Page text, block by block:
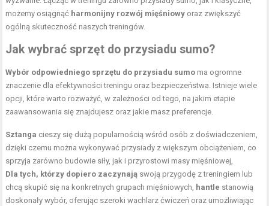
możemy osiągnąć harmonijny rozwój mięśniowy oraz zwiększyć
ogólną skuteczność naszych treningów.
Jak wybrać sprzęt do przysiadu sumo?
Wybór odpowiedniego sprzętu do przysiadu sumo ma ogromne
znaczenie dla efektywności treningu oraz bezpieczeństwa. Istnieje wiele
opcji, które warto rozważyć, w zależności od tego, na jakim etapie
zaawansowania się znajdujesz oraz jakie masz preferencje.
Sztanga cieszy się dużą popularnością wśród osób z doświadczeniem,
dzięki czemu można wykonywać przysiady z większym obciążeniem, co
sprzyja zarówno budowie siły, jak i przyrostowi masy mięśniowej,
Dla tych, którzy dopiero zaczynają swoją przygodę z treningiem lub
chcą skupić się na konkretnych grupach mięśniowych, hantle stanowią
doskonały wybór, oferując szeroki wachlarz ćwiczeń oraz umożliwiając